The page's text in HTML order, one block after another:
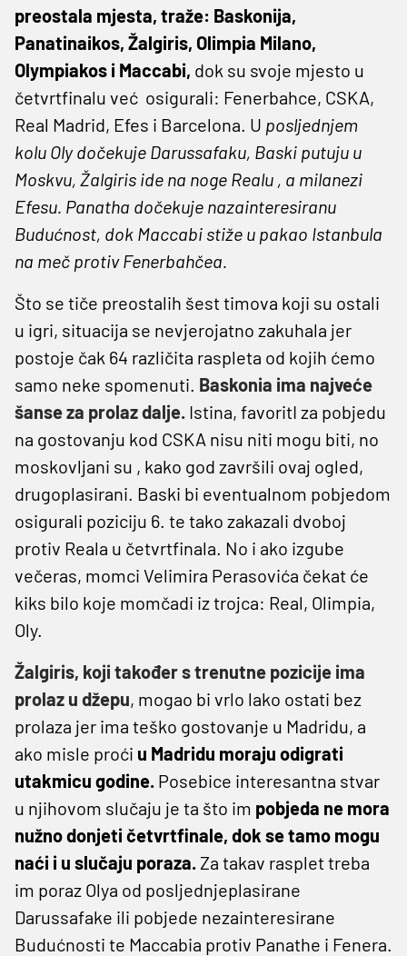
preostala mjesta, traže: Baskonija,
Panatinaikos, Žalgiris, Olimpia Milano,
Olympiakos i Maccabi, dok su svoje mjesto u
četvrtfinalu već osigurali: Fenerbahce, CSKA,
Real Madrid, Efes i Barcelona. U posljednjem
kolu Oly dočekuje Darussafaku, Baski putuju u
Moskvu, Žalgiris ide na noge Realu , a milanezi
Efesu. Panatha dočekuje nazainteresiranu
Budućnost, dok Maccabi stiže u pakao Istanbula
na meč protiv Fenerbahčea.
Što se tiče preostalih šest timova koji su ostali
u igri, situacija se nevjerojatno zakuhala jer
postoje čak 64 različita raspleta od kojih ćemo
samo neke spomenuti. Baskonia ima najveće
šanse za prolaz dalje. Istina, favoritI za pobjedu
na gostovanju kod CSKA nisu niti mogu biti, no
moskovljani su , kako god završili ovaj ogled,
drugoplasirani. Baski bi eventualnom pobjedom
osigurali poziciju 6. te tako zakazali dvoboj
protiv Reala u četvrtfinala. No i ako izgube
večeras, momci Velimira Perasovića čekat će
kiks bilo koje momčadi iz trojca: Real, Olimpia,
Oly.
Žalgiris, koji također s trenutne pozicije ima
prolaz u džepu, mogao bi vrlo lako ostati bez
prolaza jer ima teško gostovanje u Madridu, a
ako misle proći u Madridu moraju odigrati
utakmicu godine. Posebice interesantna stvar
u njihovom slučaju je ta što im pobjeda ne mora
nužno donjeti četvrtfinale, dok se tamo mogu
naći i u slučaju poraza. Za takav rasplet treba
im poraz Olya od posljednjeplasirane
Darussafake ili pobjede nezainteresirane
Budućnosti te Maccabia protiv Panathe i Fenera.